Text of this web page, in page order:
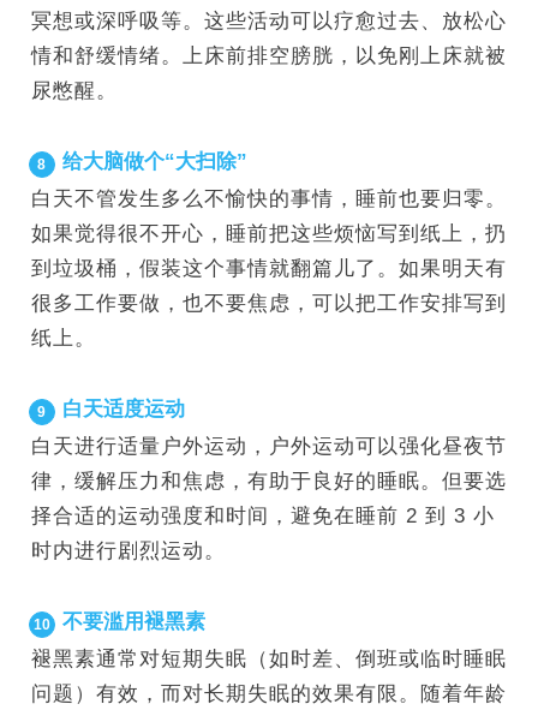
冥想或深呼吸等。这些活动可以疗愈过去、放松心
情和舒缓情绪。上床前排空膀胱，以免刚上床就被
尿憋醒。
8
给大脑做个“大扫除”
白天不管发生多么不愉快的事情，睡前也要归零。
如果觉得很不开心，睡前把这些烦恼写到纸上，扔
到垃圾桶，假装这个事情就翻篇儿了。如果明天有
很多工作要做，也不要焦虑，可以把工作安排写到
纸上。
9
白天适度运动
白天进行适量户外运动，户外运动可以强化昼夜节
律，缓解压力和焦虑，有助于良好的睡眠。但要选
择合适的运动强度和时间，避免在睡前 2 到 3 小
时内进行剧烈运动。
10
不要滥用褪黑素
褪黑素通常对短期失眠（如时差、倒班或临时睡眠
问题）有效，而对长期失眠的效果有限。随着年龄